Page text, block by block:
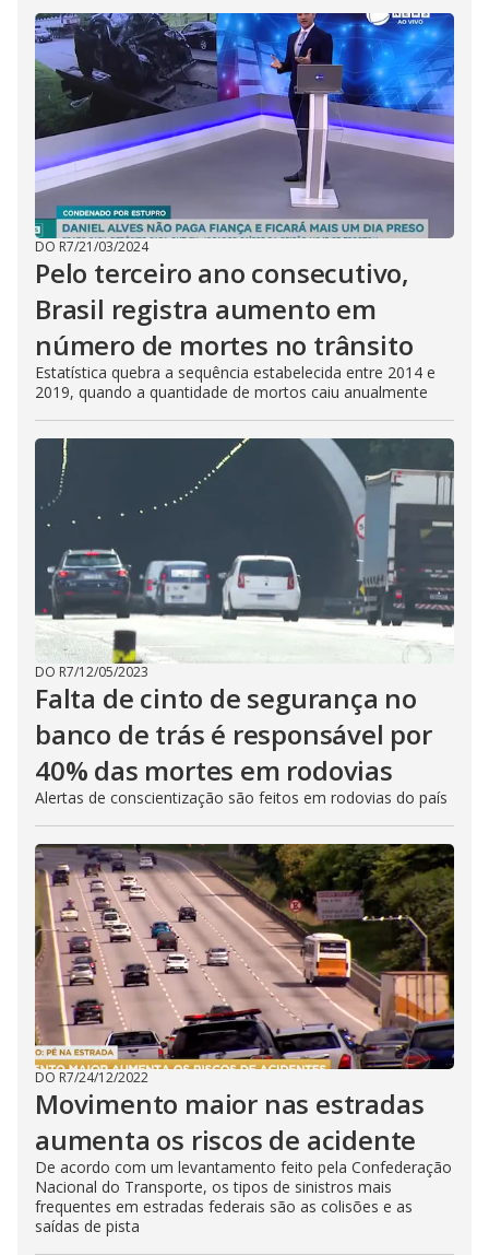
DO R7/21/03/2024
Pelo terceiro ano consecutivo,
Brasil registra aumento em
número de mortes no trânsito
Estatística quebra a sequência estabelecida entre 2014 e
2019, quando a quantidade de mortos caiu anualmente
DO R7/12/05/2023
Falta de cinto de segurança no
banco de trás é responsável por
40% das mortes em rodovias
Alertas de conscientização são feitos em rodovias do país
DO R7/24/12/2022
Movimento maior nas estradas
aumenta os riscos de acidente
De acordo com um levantamento feito pela Confederação
Nacional do Transporte, os tipos de sinistros mais
frequentes em estradas federais são as colisões e as
saídas de pista